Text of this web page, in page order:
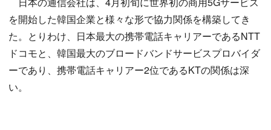
を開始した韓国企業と様々な形で協力関係を構築してき
た。とりわけ、日本最大の携帯電話キャリアーであるNTT
ドコモと、韓国最大のブロードバンドサービスプロバイダ
ーであり、携帯電話キャリアー2位であるKTの関係は深
い。